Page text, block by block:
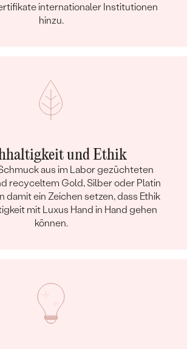
internationaler Institutionen
hinzu.
und Ethik
aus im Labor gezüchteten
recyceltem Gold, Silber oder Platin
damit ein Zeichen setzen, dass Ethik
mit Luxus Hand in Hand gehen
können.